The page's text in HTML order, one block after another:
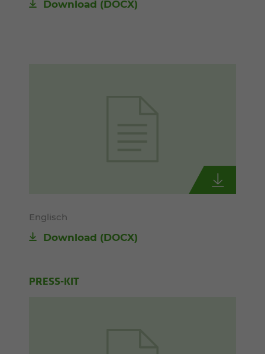
Download (DOCX)
Englisch
Download (DOCX)
PRESS-KIT